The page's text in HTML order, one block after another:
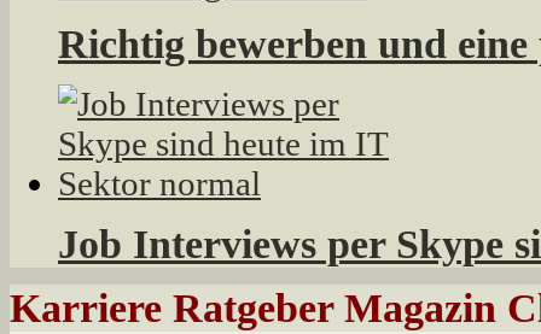
Richtig bewerben und
Job Interviews per Skype
Karriere Ratgeber Magazin